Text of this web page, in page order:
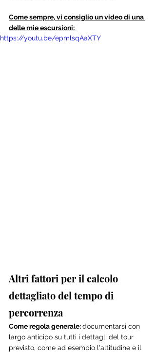
Come sempre, vi consiglio un video di una
delle mie escursioni:
https://youtu.be/epmlsqAaXTY
Altri fattori per il calcolo
dettagliato del tempo di
percorrenza
Come regola generale: documentarsi con
largo anticipo su tutti i dettagli del tour
previsto, come ad esempio l'altitudine e il